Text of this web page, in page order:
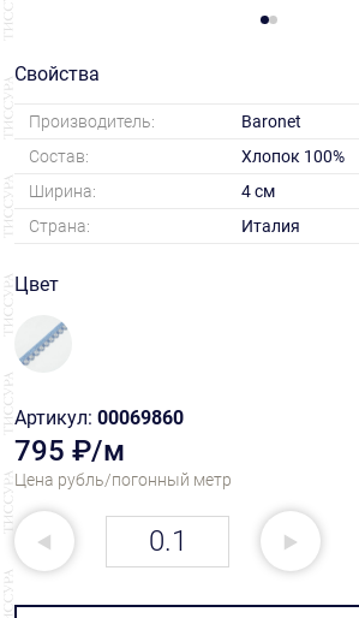
Свойства
Производитель:
Baronet
Состав:
Хлопок 100%
Ширина:
4 см
Страна:
Италия
Цвет
Артикул: 00069860
795 ₽/м
Цена рубль/погонный метр